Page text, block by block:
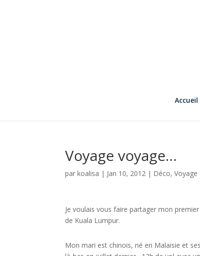
Accueil
Voyage voyage…
parkoalisa | Jan 10, 2012 | Déco,Voyage
Je voulais vous faire partager mon
de Kuala Lumpur.
Mon mari est chinois, né en Malaisie et